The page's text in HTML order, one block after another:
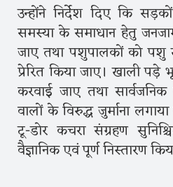
उन्होंने निर्देश दिए कि
समस्या के समाधान हेतु
जाए तथा पशुपालकों को
प्रेरित किया जाए। खाली
करवाई जाए तथा
वालों के विरुद्ध जुर्माना
टू-डोर कचरा संग्रहण
वैज्ञानिक एवं पूर्ण निस्तारण